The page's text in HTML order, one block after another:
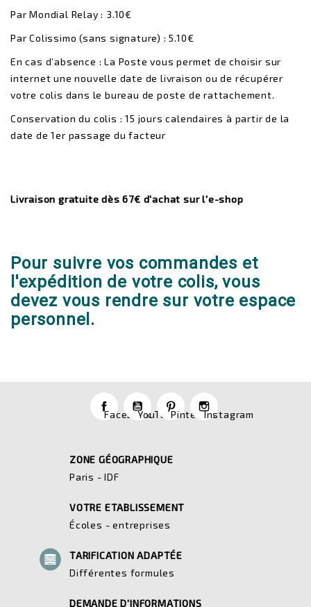
Par Mondial Relay : 3.10€
Par Colissimo (sans signature) : 5.10€
En cas d’absence : La Poste vous permet de choisir sur
internet une nouvelle date de livraison ou de récupérer
votre colis dans le bureau de poste de rattachement.
Conservation du colis : 15 jours calendaires à partir de la
date de 1er passage du facteur
Livraison gratuite dès 67€ d'achat sur l'e-shop
Pour suivre vos commandes et
l'expédition de votre colis, vous
devez vous rendre sur votre espace
personnel.
FacebookYouTubePinterestInstagram
ZONE GÉOGRAPHIQUE
Paris - IDF
VOTRE ETABLISSEMENT
Écoles - entreprises
TARIFICATION ADAPTÉE
Différentes formules
DEMANDE D'INFORMATIONS